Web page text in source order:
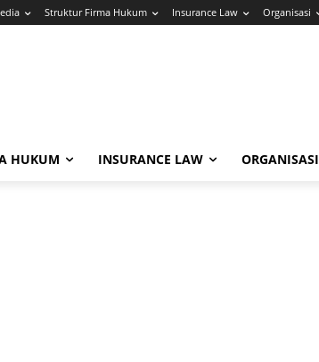
Struktur Firma Hukum Insurance Law Organisasi
HUKUM INSURANCE LAW ORGANISASI